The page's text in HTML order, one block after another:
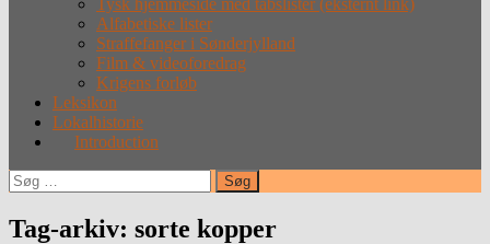
Alfabetiske lister
Straffefanger i Sønderjylland
Film & videoforedrag
Krigens forløb
Leksikon
Lokalhistorie
Introduction
Søg
efter:
Tag-arkiv: sorte kopper